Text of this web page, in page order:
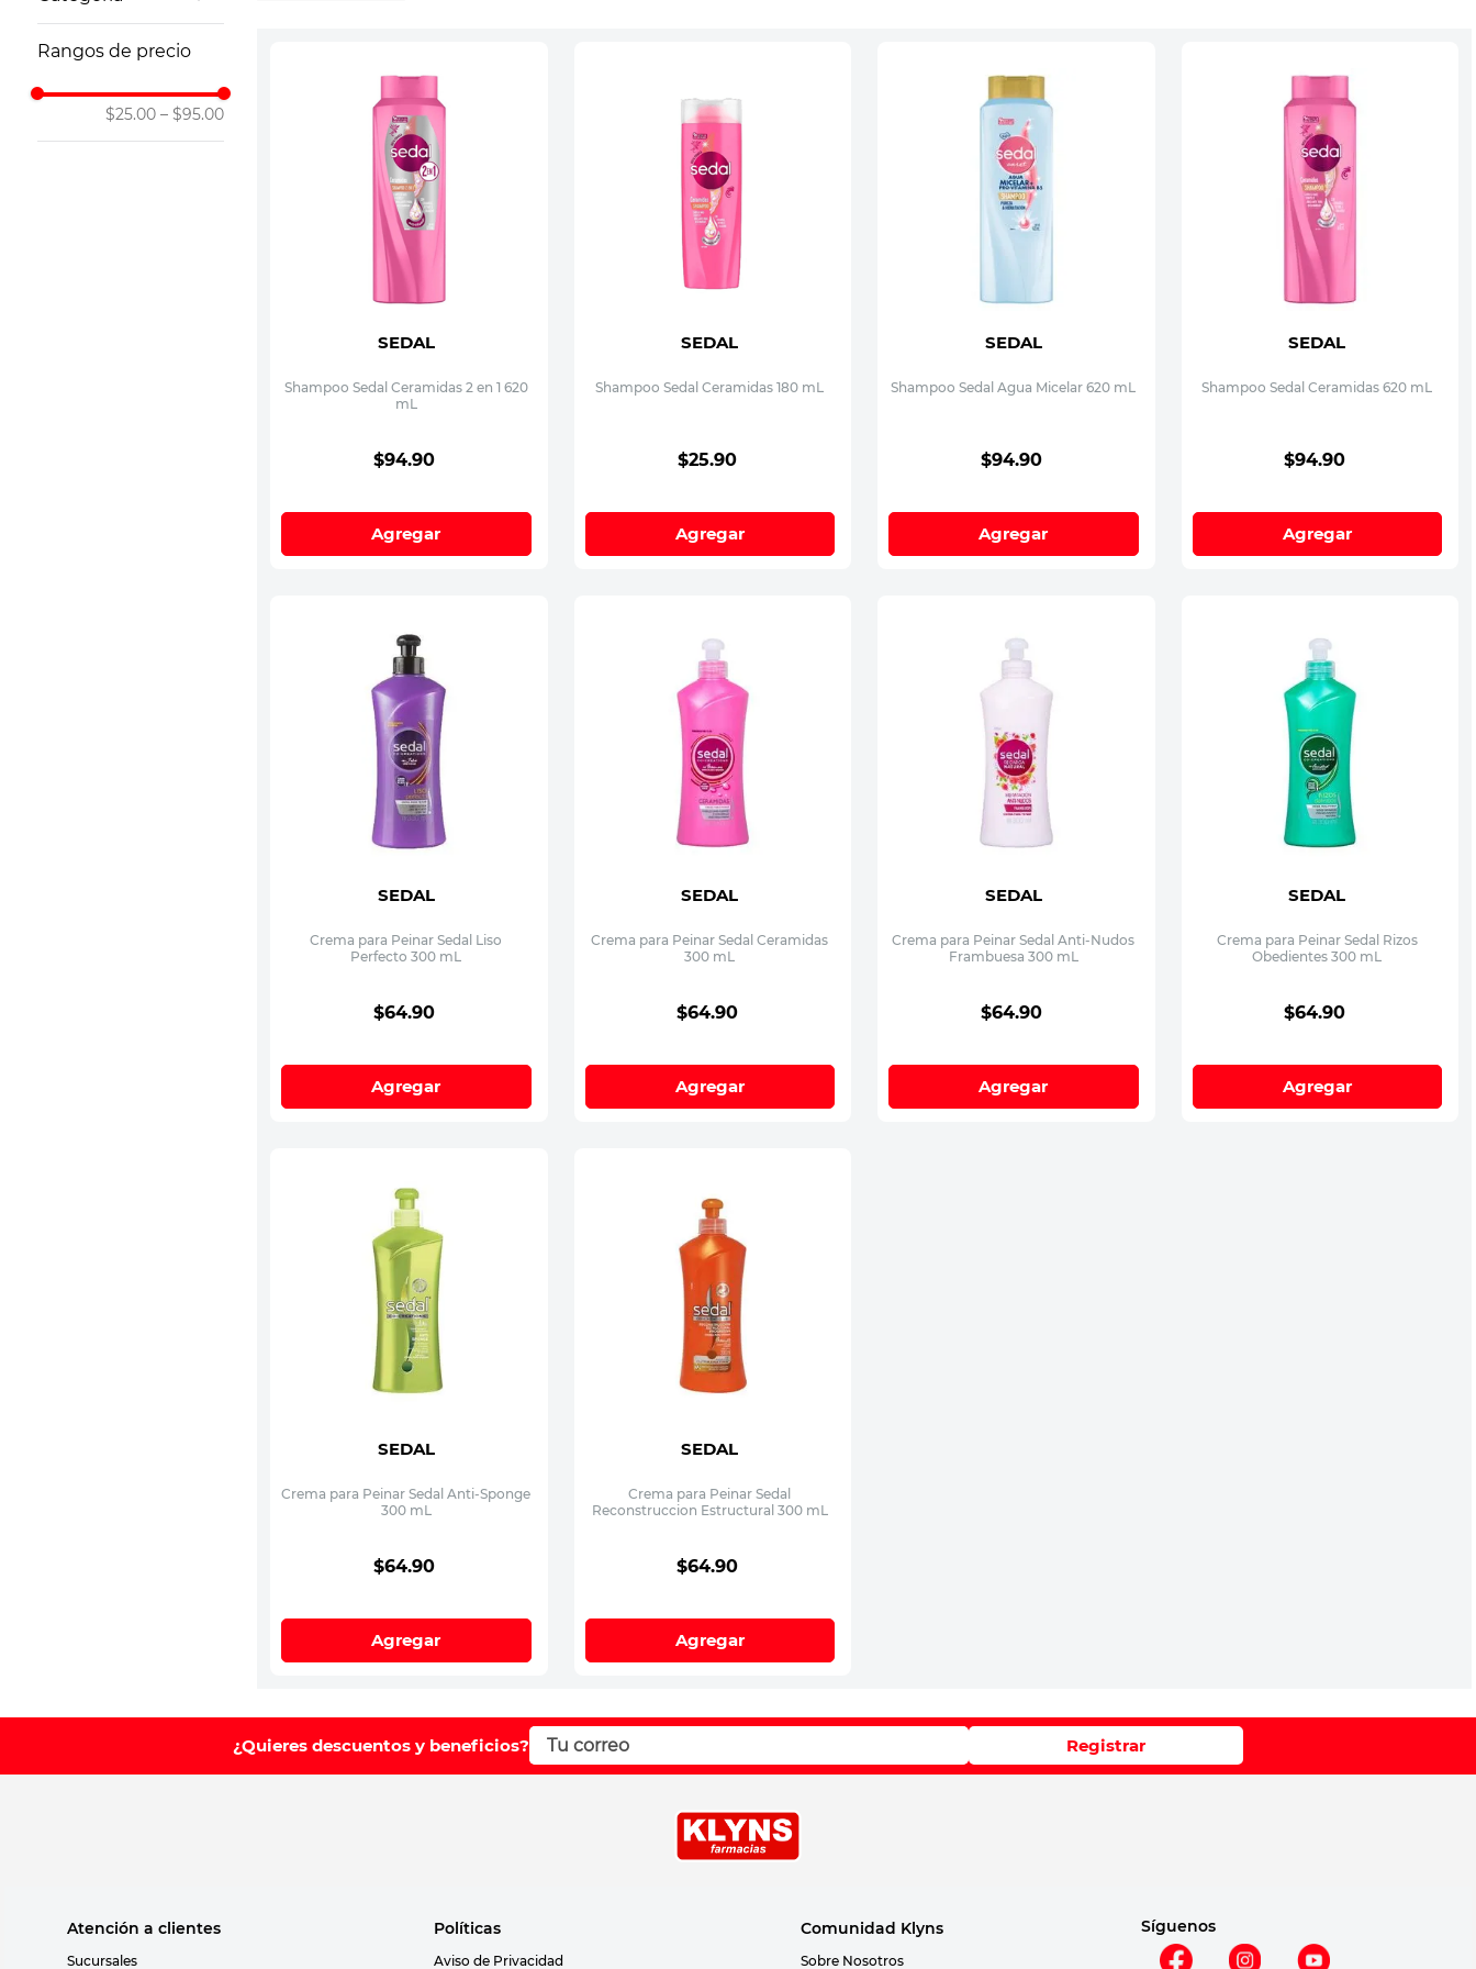
Cabello
Rangos de precio
$25.00 – $95.00
SEDAL
Shampoo Sedal Ceramidas 2 en 1 620
mL
$94.90
Agregar
SEDAL
Shampoo Sedal Ceramidas 180 mL
$25.90
Agregar
SEDAL
Shampoo Sedal Agua Micelar 620 mL
$94.90
Agregar
SEDAL
Shampoo Sedal Ceramidas 620 mL
$94.90
Agregar
SEDAL
Crema para Peinar Sedal Liso
Perfecto 300 mL
$64.90
Agregar
SEDAL
Crema para Peinar Sedal Ceramidas
300 mL
$64.90
Agregar
SEDAL
Crema para Peinar Sedal Anti-Nudos
Frambuesa 300 mL
$64.90
Agregar
SEDAL
Crema para Peinar Sedal Rizos
Obedientes 300 mL
$64.90
Agregar
SEDAL
Crema para Peinar Sedal Anti-Sponge
300 mL
$64.90
Agregar
SEDAL
Crema para Peinar Sedal
Reconstruccion Estructural 300 mL
$64.90
Agregar
¿Quieres descuentos y beneficios? Registrar
Atención a clientes
Sucursales
Políticas
Aviso de Privacidad
Comunidad Klyns
Sobre Nosotros
Síguenos
10. vitamina